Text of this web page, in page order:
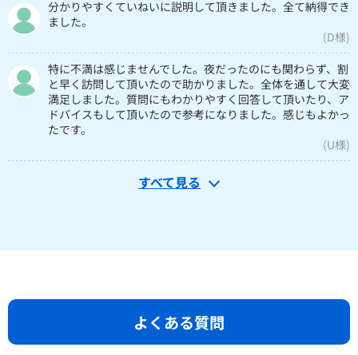
分かりやすくていねいに説明して頂きました。全て納得でき
ました。
(D様)
特に不満は感じませんでした。夜だったのにも関わらず、割
と早く訪問して頂いたので助かりました。全体を通して大変
満足しました。質問にもわかりやすく回答して頂いたり、ア
ドバイスもして頂いたので参考になりました。感じもよかっ
たです。
(U様)
すべて見る
よくある質問